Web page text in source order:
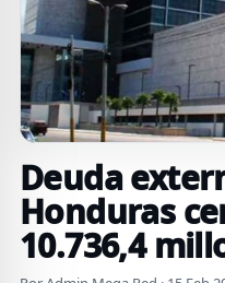
Deuda
Honduras
10.736,4